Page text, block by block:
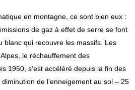
en montagne, ce sont bien eux :
de gaz à effet de serre se font
blanc qui recouvre les massifs. Les
le réchauffement des
1950, s’est accéléré depuis la fin des
de l’enneigement au sol – 25